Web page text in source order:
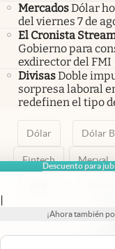
Descuento para
|
¡Ahora también
MercadosDólar
del viernes 7 de
El Cronista
Gobierno para
exdirector del FMI
DivisasDoble
sorpresa laboral
redefinen el tipo
Dólar Dólar
Fintech Merval